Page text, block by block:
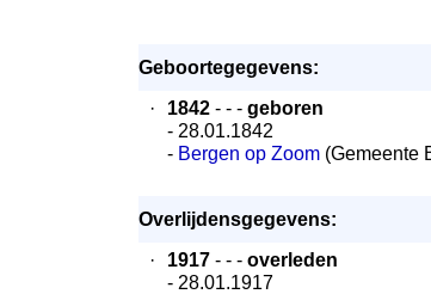
Geboortegegevens:
·
1842 - - - geboren
- 28.01.1842
- Bergen op Zoom (Gemeente
Overlijdensgegevens:
·
1917 - - - overleden
- 28.01.1917